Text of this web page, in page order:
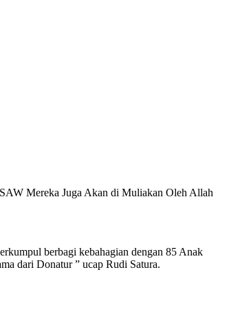
Mereka Juga Akan di Muliakan Oleh Allah
berbagi kebahagian dengan 85 Anak
dari Donatur ” ucap Rudi Satura.